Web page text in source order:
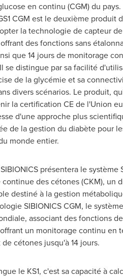
en continu (CGM) du pays.
CGM est le deuxième produit
la technologie de capteur
des fonctions sans
que 14 jours de monitorage
se distingue par sa facilité
de la glycémie et sa
divers scénarios. Le produit,
la certification CE de l'Union
d'une approche plus
de la gestion du diabète pour
monde entier.
présentera le système
des cétones (CKM), un
destiné à la gestion
SIBIONICS CGM, le
associant des fonctions
un monitorage continu en
cétones jusqu'à 14 jours.
le KS1, c'est sa capacité à